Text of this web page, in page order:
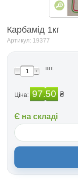
Карбамід 1кг
Артикул: 19377
шт.
Ціна: 97.50 ₴
Є на складі